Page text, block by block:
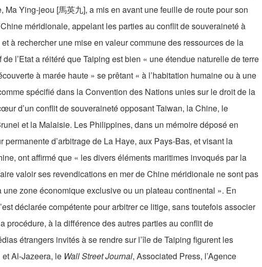
Ma Ying-jeou [馬英九], a mis en avant une feuille de route pour son
méridionale, appelant les parties au conflit de souveraineté à
à rechercher une mise en valeur commune des ressources de la
l’Etat a réitéré que Taiping est bien « une étendue naturelle de terre
à marée haute » se prêtant « à l’habitation humaine ou à une
spécifié dans la Convention des Nations unies sur le droit de la
d’un conflit de souveraineté opposant Taiwan, la Chine, le
et la Malaisie. Les Philippines, dans un mémoire déposé en
permanente d’arbitrage de La Haye, aux Pays-Bas, et visant la
ont affirmé que « les divers éléments maritimes invoqués par la
valoir ses revendications en mer de Chine méridionale ne sont pas
zone économique exclusive ou un plateau continental ». En
déclarée compétente pour arbitrer ce litige, sans toutefois associer
procédure, à la différence des autres parties au conflit de
étrangers invités à se rendre sur l’île de Taiping figurent les
Al-Jazeera, le Wall Street Journal, Associated Press, l’Agence